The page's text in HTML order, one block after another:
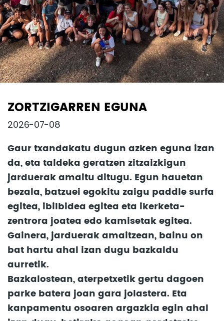
ZORTZIGARREN EGUNA
2026-07-08
Gaur txandakatu dugun azken eguna izan
da, eta taldeka geratzen zitzaizkigun
jarduerak amaitu ditugu. Egun hauetan
bezala, batzuei egokitu zaigu paddle surfa
egitea, ibilbidea egitea eta ikerketa-
zentrora joatea edo kamisetak egitea.
Gainera, jarduerak amaitzean, bainu on
bat hartu ahal izan dugu bazkaldu
aurretik.
Bazkalostean, aterpetxetik gertu dagoen
parke batera joan gara jolastera. Eta
kanpamentu osoaren argazkia egin ahal